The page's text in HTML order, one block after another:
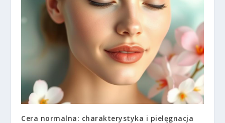
Cera normalna: charakterystyka i pielęgnacja